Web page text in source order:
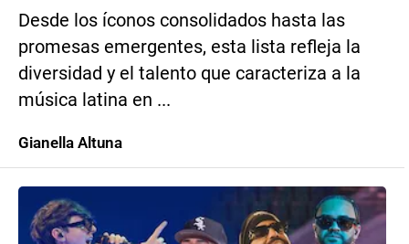
Desde los íconos consolidados hasta las
promesas emergentes, esta lista refleja la
diversidad y el talento que caracteriza a la
música latina en ...
Gianella Altuna